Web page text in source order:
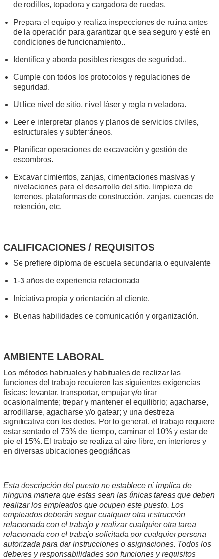
de rodillos, topadora y cargadora de ruedas.
Prepara el equipo y realiza inspecciones de rutina antes
de la operación para garantizar que sea seguro y esté en
condiciones de funcionamiento..
Identifica y aborda posibles riesgos de seguridad..
Cumple con todos los protocolos y regulaciones de
seguridad.
Utilice nivel de sitio, nivel láser y regla niveladora.
Leer e interpretar planos y planos de servicios civiles,
estructurales y subterráneos.
Planificar operaciones de excavación y gestión de
escombros.
Excavar cimientos, zanjas, cimentaciones masivas y
nivelaciones para el desarrollo del sitio, limpieza de
terrenos, plataformas de construcción, zanjas, cuencas de
retención, etc.
CALIFICACIONES / REQUISITOS
Se prefiere diploma de escuela secundaria o equivalente
1-3 años de experiencia relacionada
Iniciativa propia y orientación al cliente.
Buenas habilidades de comunicación y organización.
AMBIENTE LABORAL
Los métodos habituales y habituales de realizar las
funciones del trabajo requieren las siguientes exigencias
físicas: levantar, transportar, empujar y/o tirar
ocasionalmente; trepar y mantener el equilibrio; agacharse,
arrodillarse, agacharse y/o gatear; y una destreza
significativa con los dedos. Por lo general, el trabajo requiere
estar sentado el 75% del tiempo, caminar el 10% y estar de
pie el 15%. El trabajo se realiza al aire libre, en interiores y
en diversas ubicaciones geográficas.
Esta descripción del puesto no establece ni implica de
ninguna manera que estas sean las únicas tareas que deben
realizar los empleados que ocupen este puesto. Los
empleados deberán seguir cualquier otra instrucción
relacionada con el trabajo y realizar cualquier otra tarea
relacionada con el trabajo solicitada por cualquier persona
autorizada para dar instrucciones o asignaciones. Todos los
deberes y responsabilidades son funciones y requisitos